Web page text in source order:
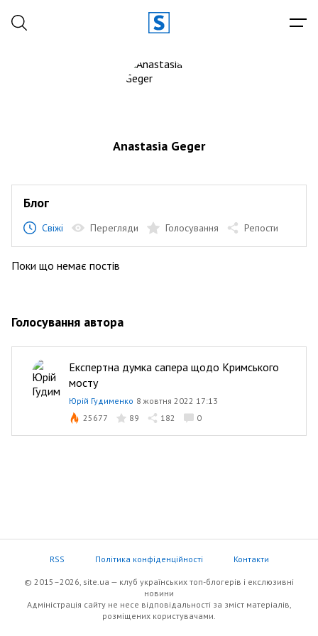
Anastasia Geger
Блог
Свіжі Перегляди Голосування Репости
Поки що немає постів
Голосування автора
Експертна думка сапера щодо Кримського
мосту
Юрій Гудименко 8 жовтня 2022 17:13
25677
89 182 0
RSS Політика конфіденційності Контакти
© 2015–2026, site.ua — клуб українських топ-блогерів i екслюзивнi
новини
Адміністрація сайту не несе відповідальності за зміст матеріалів,
розміщених користувачами.